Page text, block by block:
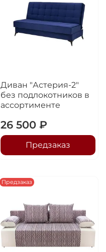
Диван "Астерия-2"
без подлокотников в
ассортименте
26 500 ₽
Предзаказ
Предзаказ